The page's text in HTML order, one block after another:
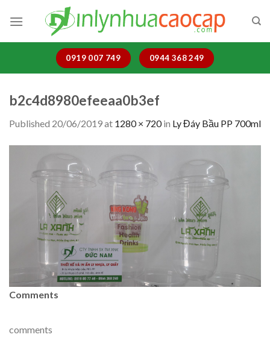
0919 007 749 0944 368 249
b2c4d8980efeeaa0b3ef
Published 20/06/2019at 1280 × 720in Ly Đáy Bầu PP 700ml
Comments
comments